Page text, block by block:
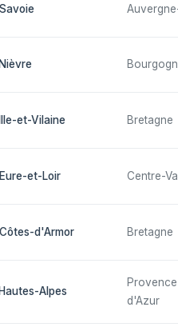
Savoie
Nièvre
Ille-et-Vilaine Bretagne
Eure-et-Loir Centre-
Côtes-d'Armor Bretagne
Hautes-Alpes
d'Azur